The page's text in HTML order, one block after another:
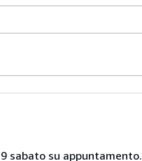
sabato su